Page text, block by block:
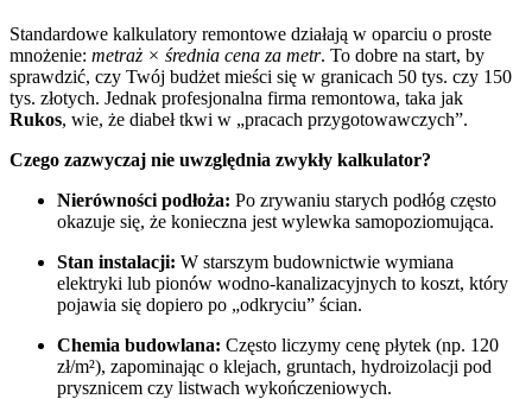
Standardowe kalkulatory remontowe działają w oparciu o proste
mnożenie: metraż × średnia cena za metr. To dobre na start, by
sprawdzić, czy Twój budżet mieści się w granicach 50 tys. czy 150
tys. złotych. Jednak profesjonalna firma remontowa, taka jak
Rukos, wie, że diabeł tkwi w „pracach przygotowawczych”.
Czego zazwyczaj nie uwzględnia zwykły kalkulator?
Nierówności podłoża: Po zrywaniu starych podłóg często
okazuje się, że konieczna jest wylewka samopoziomująca.
Stan instalacji: W starszym budownictwie wymiana
elektryki lub pionów wodno-kanalizacyjnych to koszt, który
pojawia się dopiero po „odkryciu” ścian.
Chemia budowlana: Często liczymy cenę płytek (np. 120
zł/m²), zapominając o klejach, gruntach, hydroizolacji pod
prysznicem czy listwach wykończeniowych.